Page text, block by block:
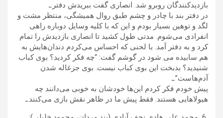
بازدیدکنندگان روبرو شد. انصاری گفت ببریدش دفتر.ـ
در دفتر بند با چادر و چشم طبق روال همیشگی، منتظر مشت و
لگد و توهین بسیار بودم و این که با کلیه وسایل دوباره راهی
انفرادی می‌شوم. مدتی طول کشید تا انصاری بازدیدش را تمام
کرد و به دفتر آمد. با لحنی که احساس می‌کردم دندان‌هایش به
هم سابیده می شود در گوشم گفت: “چه فکر کردید؟ بوی کباب
شنیدید؟ بدبخت این بوی کباب نیست. بوی جزغاله شدن
آدم‌هاست”.ـ
پیش خودم فکر کردم این‌ها خودشان به خوبی می‌دانند چه
هیولاهایی هستند. فقط پیش ما در ظاهر نقش بازی می‌کنند.ـ